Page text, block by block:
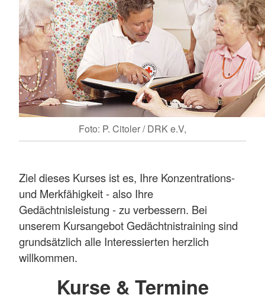
Foto: P. Citoler / DRK e.V,
Ziel dieses Kurses ist es, Ihre Konzentrations-
und Merkfähigkeit - also Ihre
Gedächtnisleistung - zu verbessern. Bei
unserem Kursangebot Gedächtnistraining sind
grundsätzlich alle Interessierten herzlich
willkommen.
Kurse & Termine